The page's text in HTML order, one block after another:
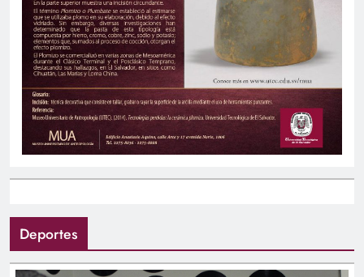
Deportes